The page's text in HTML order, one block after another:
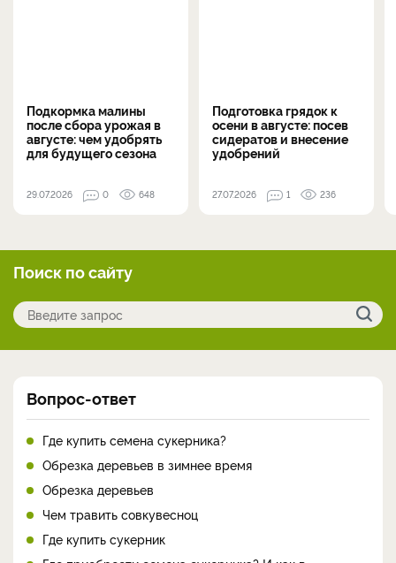
Подкормка малины
после сбора урожая в
августе: чем удобрять
для будущего сезона
29.07.2026 0 648
Подготовка грядок к
осени в августе: посев
сидератов и внесение
удобрений
27.07.2026 1 236
Поиск по сайту
Вопрос-ответ
Где купить семена сукерника?
Обрезка деревьев в зимнее время
Обрезка деревьев
Чем травить совкувесноц
Где купить сукерник